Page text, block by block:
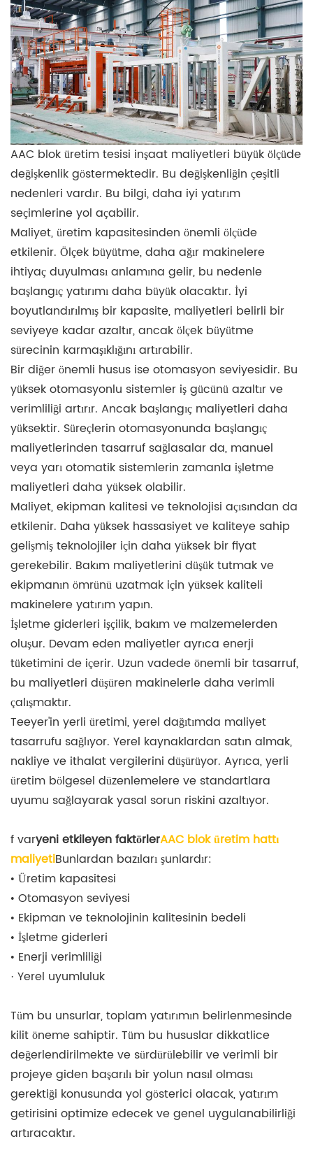
AAC blok üretim tesisi inşaat maliyetleri büyük ölçüde
değişkenlik göstermektedir. Bu değişkenliğin çeşitli
nedenleri vardır. Bu bilgi, daha iyi yatırım
seçimlerine yol açabilir.
Maliyet, üretim kapasitesinden önemli ölçüde
etkilenir. Ölçek büyütme, daha ağır makinelere
ihtiyaç duyulması anlamına gelir, bu nedenle
başlangıç ​​yatırımı daha büyük olacaktır. İyi
boyutlandırılmış bir kapasite, maliyetleri belirli bir
seviyeye kadar azaltır, ancak ölçek büyütme
sürecinin karmaşıklığını artırabilir.
Bir diğer önemli husus ise otomasyon seviyesidir. Bu
yüksek otomasyonlu sistemler iş gücünü azaltır ve
verimliliği artırır. Ancak başlangıç ​​maliyetleri daha
yüksektir. Süreçlerin otomasyonunda başlangıç ​​
maliyetlerinden tasarruf sağlasalar da, manuel
veya yarı otomatik sistemlerin zamanla işletme
maliyetleri daha yüksek olabilir.
Maliyet, ekipman kalitesi ve teknolojisi açısından da
etkilenir. Daha yüksek hassasiyet ve kaliteye sahip
gelişmiş teknolojiler için daha yüksek bir fiyat
gerekebilir. Bakım maliyetlerini düşük tutmak ve
ekipmanın ömrünü uzatmak için yüksek kaliteli
makinelere yatırım yapın.
İşletme giderleri işçilik, bakım ve malzemelerden
oluşur. Devam eden maliyetler ayrıca enerji
tüketimini de içerir. Uzun vadede önemli bir tasarruf,
bu maliyetleri düşüren makinelerle daha verimli
çalışmaktır.
Teeyer'in yerli üretimi, yerel dağıtımda maliyet
tasarrufu sağlıyor. Yerel kaynaklardan satın almak,
nakliye ve ithalat vergilerini düşürüyor. Ayrıca, yerli
üretim bölgesel düzenlemelere ve standartlara
uyumu sağlayarak yasal sorun riskini azaltıyor.
f varyeni etkileyen faktörlerAAC blok üretim hattı
maliyetiBunlardan bazıları şunlardır:
• Üretim kapasitesi
• Otomasyon seviyesi
• Ekipman ve teknolojinin kalitesinin bedeli
• İşletme giderleri
• Enerji verimliliği
· Yerel uyumluluk
Tüm bu unsurlar, toplam yatırımın belirlenmesinde
kilit öneme sahiptir. Tüm bu hususlar dikkatlice
değerlendirilmekte ve sürdürülebilir ve verimli bir
projeye giden başarılı bir yolun nasıl olması
gerektiği konusunda yol gösterici olacak, yatırım
getirisini optimize edecek ve genel uygulanabilirliği
artıracaktır.